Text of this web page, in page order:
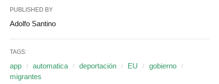
PUBLISHED BY
Adolfo Santino
TAGS:
app automatica deportación EU
gobierno
migrantes